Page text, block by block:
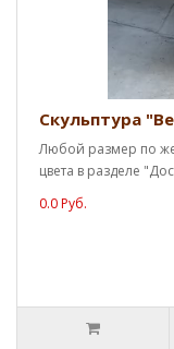
Скульптура
Любой размер по
цвета в разделе
0.0 Руб.